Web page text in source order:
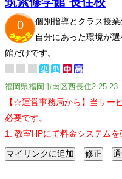
0
個別指導とクラス授業
自分にあった環境が
館だけです。
福岡県福岡市南区西長住2-25-23
【☆運営事務局から】当サー
必要です。
1. 教室HPにて料金システムを